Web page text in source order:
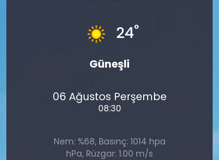
24°
Güneşli
06 Ağustos Perşembe
08:30
Nem: %68, Basınç: 1014 hpa
hPa, Rüzgar: 1.00 m/s